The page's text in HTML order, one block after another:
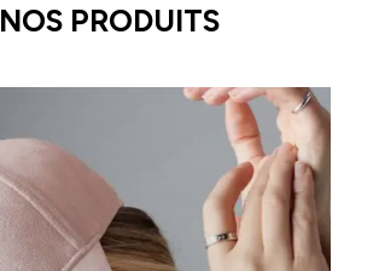
NOS PRODUITS